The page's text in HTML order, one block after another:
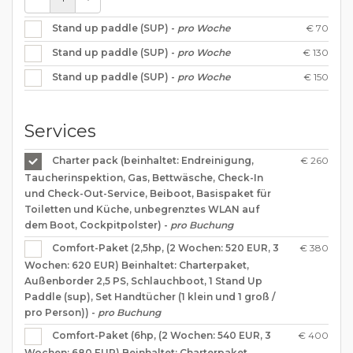
Stand up paddle (SUP) - pro Woche € 70
Stand up paddle (SUP) - pro Woche € 130
Stand up paddle (SUP) - pro Woche € 150
Services
Charter pack (beinhaltet: Endreinigung,
Taucherinspektion, Gas, Bettwäsche, Check-In
und Check-Out-Service, Beiboot, Basispaket für
Toiletten und Küche, unbegrenztes WLAN auf
dem Boot, Cockpitpolster) - pro Buchung
€ 260
Comfort-Paket (2,5hp, (2 Wochen: 520 EUR, 3
Wochen: 620 EUR) Beinhaltet: Charterpaket,
Außenborder 2,5 PS, Schlauchboot, 1 Stand Up
Paddle (sup), Set Handtücher (1 klein und 1 groß /
pro Person)) - pro Buchung
€ 380
Comfort-Paket (6hp, (2 Wochen: 540 EUR, 3
€ 400